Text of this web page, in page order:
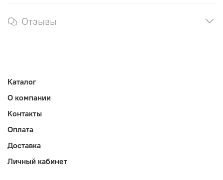
Отзывы
Каталог
О компании
Контакты
Оплата
Доставка
Личный кабинет